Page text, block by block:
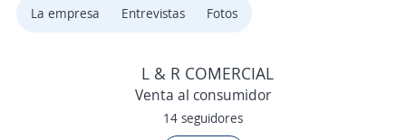
La empresa Entrevistas Fotos
L & R COMERCIAL
Venta al consumidor
14 seguidores